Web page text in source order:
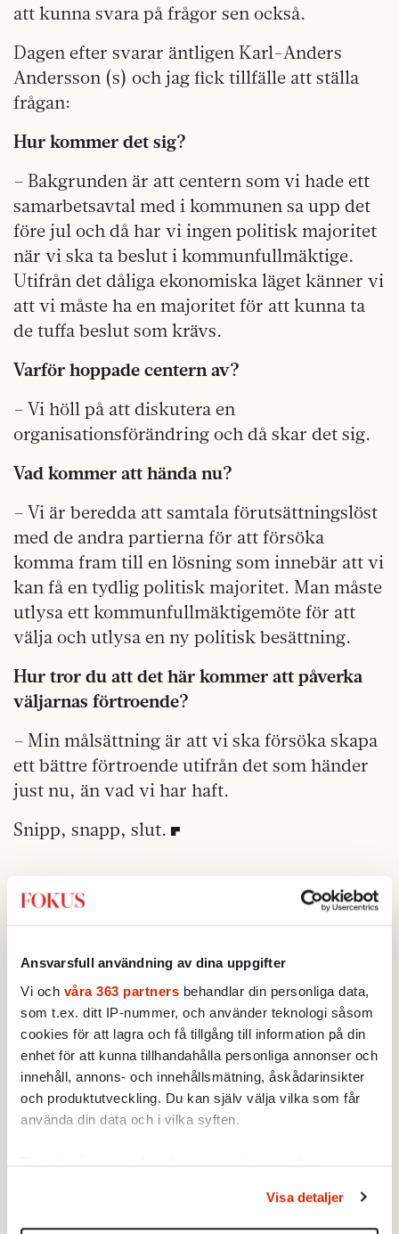
Ansvarsfull användning av dina uppgifter
Vi och våra 363 partners behandlar din personliga data,
som t.ex. ditt IP-nummer, och använder teknologi såsom
cookies för att lagra och få tillgång till information på din
enhet för att kunna tillhandahålla personliga annonser och
innehåll, annons- och innehållsmätning, åskådarinsikter
och produktutveckling. Du kan själv välja vilka som får
använda din data och i vilka syften.
Ta reda på mer om hur dina personliga uppgifter
Du kan ändra eller dra tillbaka ditt samtycke när som
helst från cookie-förklaringen.
Visa detaljer
att kunna svara på frågor sen också.
Dagen efter svarar äntligen Karl-Anders
Andersson (s) och jag fick tillfälle att ställa
frågan:
Hur kommer det sig?
– Bakgrunden är att centern som vi hade ett
samarbetsavtal med i kommunen sa upp det
före jul och då har vi ingen politisk majoritet
när vi ska ta beslut i kommunfullmäktige.
Ut­i­från det dåliga ekonomiska läget känner vi
att vi måste ha en majoritet för att kunna ta
de tuffa beslut som krävs.
Varför hoppade centern av?
– Vi höll på att diskutera en
organisationsförändring och då skar det sig.
Vad kommer att hända nu?
– Vi är beredda att samtala förutsättningslöst
med de andra partierna för att försöka
komma fram till en lösning som innebär att vi
kan få en tydlig politisk majoritet. Man måste
utlysa ett kommunfullmäktigemöte för att
välja och utlysa en ny politisk besättning.
Hur tror du att det här kommer att påverka
väljarnas förtroende?
– Min målsättning är att vi ska försöka skapa
ett bättre förtroende utifrån det som händer
just nu, än vad vi har haft.
Snipp, snapp, slut.